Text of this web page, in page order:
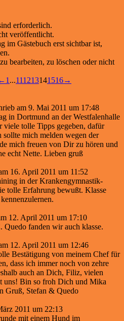
erforderlich.
veröffentlicht.
im Gästebuch erst sichtbar ist,
bearbeiten, zu löschen oder nicht
1 ...111213141516→
am 9. Mai 2011 um 17:48
in Dortmund an der Westfalenhalle
viele tolle Tipps gegeben, dafür
mich melden wegen der
mich freuen von Dir zu hören und
echt Nette. Lieben gruß
16. April 2011 um 11:52
in der Krankengymnastik-
tolle Erfahrung bewußt. Klasse
12. April 2011 um 17:10
Quedo fanden wir auch klasse.
12. April 2011 um 12:46
Bestätigung von meinem Chef für
dass ich immer noch von zehre
auch an Dich, Filiz, vielen
uns! Bin so froh Dich und Mika
Gruß, Stefan & Quedo
2011 um 22:13
mit einem Hund im